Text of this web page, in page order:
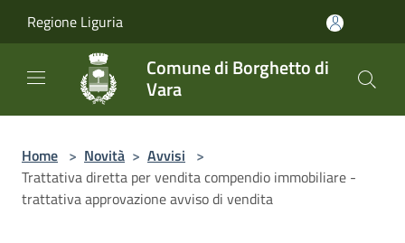
Regione Liguria
Comune di Borghetto di
Vara
Home > Novità > Avvisi >
Trattativa diretta per vendita compendio immobiliare -
trattativa approvazione avviso di vendita